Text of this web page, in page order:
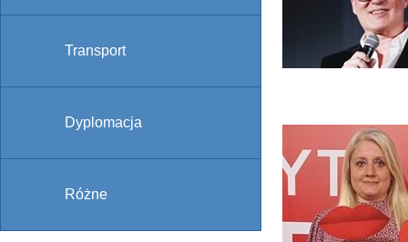
Transport
Dyplomacja
Różne